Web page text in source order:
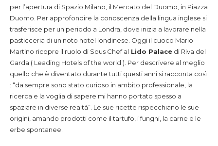
per l’apertura di Spazio Milano, il Mercato del Duomo, in Piazza
Duomo. Per approfondire la conoscenza della lingua inglese si
trasferisce per un periodo a Londra, dove inizia a lavorare nella
pasticceria di un noto hotel londinese. Oggi il cuoco Mario
Martino ricopre il ruolo di Sous Chef al Lido Palace di Riva del
Garda ( Leading Hotels of the world ). Per descrivere al meglio
quello che è diventato durante tutti questi anni si racconta così
: “da sempre sono stato curioso in ambito professionale, la
ricerca e la voglia di sapere mi hanno portato spesso a
spaziare in diverse realtà”. Le sue ricette rispecchiano le sue
origini, amando prodotti come il tartufo, i funghi, la carne e le
erbe spontanee.